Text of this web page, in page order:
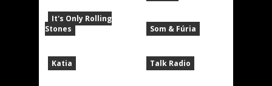
It's Only Rolling
Stones
Katia
Som & Fúria
Talk Radio